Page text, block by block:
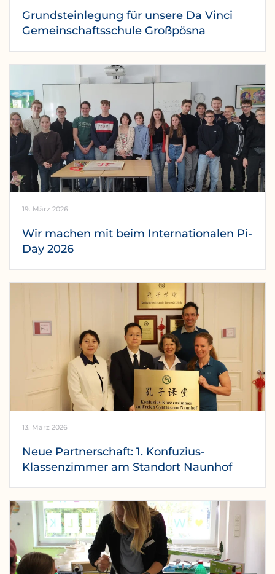
Grundsteinlegung für unsere Da Vinci
Gemeinschaftsschule Großpösna
19. März 2026
Wir machen mit beim Internationalen Pi-
Day 2026
13. März 2026
Neue Partnerschaft: 1. Konfuzius-
Klassenzimmer am Standort Naunhof